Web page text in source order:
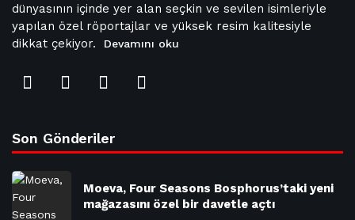
dünyasının içinde yer alan seçkin ve sevilen isimleriyle
yapılan özel röportajlar ve yüksek resim kalitesiyle
dikkat çekiyor.
Devamını oku
Son Gönderiler
Moeva, Four Seasons Bosphorus’taki yeni
mağazasını özel bir davetle açtı